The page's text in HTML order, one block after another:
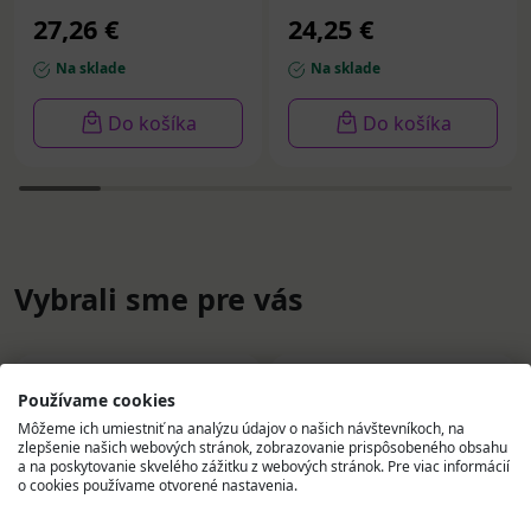
27,26 €
Na sklade
Do košíka
24,25 €
Na sklade
Do košíka
Vybrali sme pre vás
Používame cookies
Môžeme ich umiestniť na analýzu údajov o našich návštevníkoch, na
zlepšenie našich webových stránok, zobrazovanie prispôsobeného obsahu
a na poskytovanie skvelého zážitku z webových stránok. Pre viac informácií
o cookies používame otvorené nastavenia.